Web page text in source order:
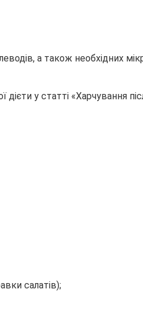
а також
дієти у статті
салатів);